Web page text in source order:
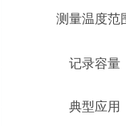
测量温度范
记录容量
典型应用